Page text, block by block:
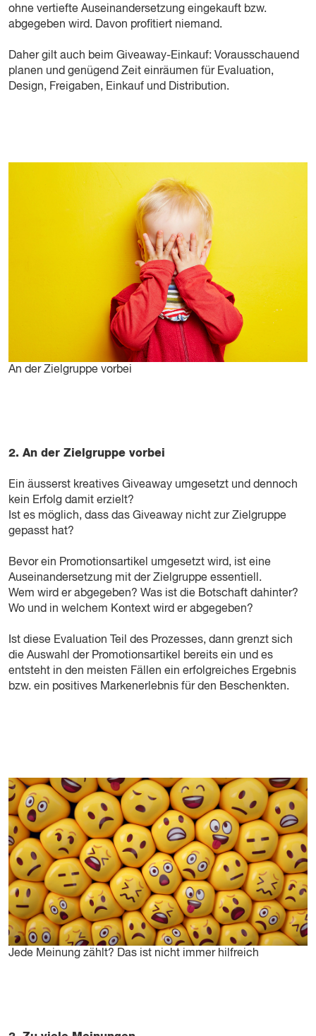
ohne vertiefte Auseinandersetzung eingekauft bzw.
abgegeben wird. Davon profitiert niemand.
Daher gilt auch beim Giveaway-Einkauf: Vorausschauend
planen und genügend Zeit einräumen für Evaluation,
Design, Freigaben, Einkauf und Distribution.
An der Zielgruppe vorbei
2. An der Zielgruppe vorbei
Ein äusserst kreatives Giveaway umgesetzt und dennoch
kein Erfolg damit erzielt?
Ist es möglich, dass das Giveaway nicht zur Zielgruppe
gepasst hat?
Bevor ein Promotionsartikel umgesetzt wird, ist eine
Auseinandersetzung mit der Zielgruppe essentiell.
Wem wird er abgegeben? Was ist die Botschaft dahinter?
Wo und in welchem Kontext wird er abgegeben?
Ist diese Evaluation Teil des Prozesses, dann grenzt sich
die Auswahl der Promotionsartikel bereits ein und es
entsteht in den meisten Fällen ein erfolgreiches Ergebnis
bzw. ein positives Markenerlebnis für den Beschenkten.
Jede Meinung zählt? Das ist nicht immer hilfreich